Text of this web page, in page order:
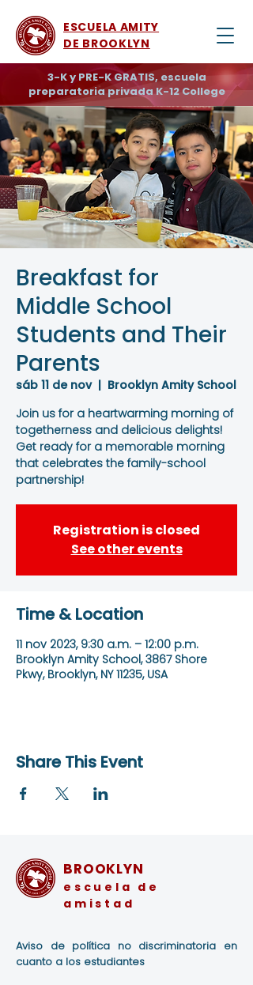
ESCUELA AMITY
DE BROOKLYN
3-K y PRE-K GRATIS, escuela
preparatoria privada K-12 College
Breakfast for
Middle School
Students and Their
Parents
sáb 11 de nov
  |
Brooklyn Amity School
Join us for a heartwarming morning of
togetherness and delicious delights!
Get ready for a memorable morning
that celebrates the family-school
partnership!
Registration is closed
See other events
Time & Location
11 nov 2023, 9:30 a.m. – 12:00 p.m.
Brooklyn Amity School, 3867 Shore
Pkwy, Brooklyn, NY 11235, USA
Share This Event
BROOKLYN
escuela de
amistad
Aviso de política no discriminatoria en
cuanto a los estudiantes